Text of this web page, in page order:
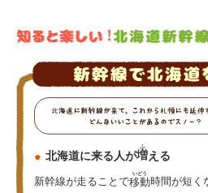
北海道に来る人が増
ふ
える
新幹線が走ることで移動
いどう
時間が短く